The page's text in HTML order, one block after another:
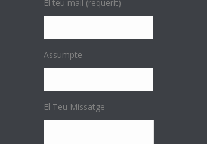
El teu mail (requerit)
Assumpte
El Teu Missatge